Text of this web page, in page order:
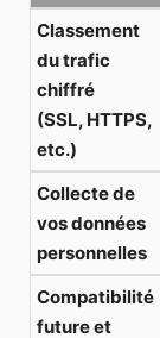
Classement
du trafic
chiffré
(SSL, HTTPS,
etc.)
Collecte de
vos données
personnelles
Compatibilité
future et